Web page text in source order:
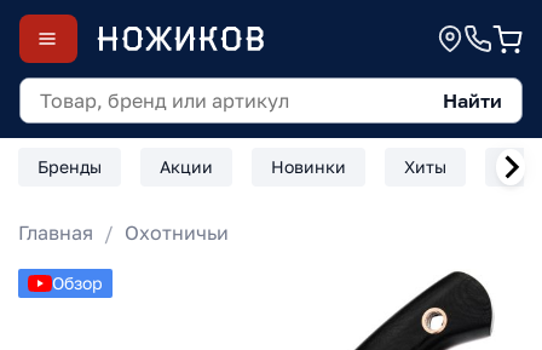
Найти
Бренды Акции Новинки Хиты
Главная Охотничьи
Обзор